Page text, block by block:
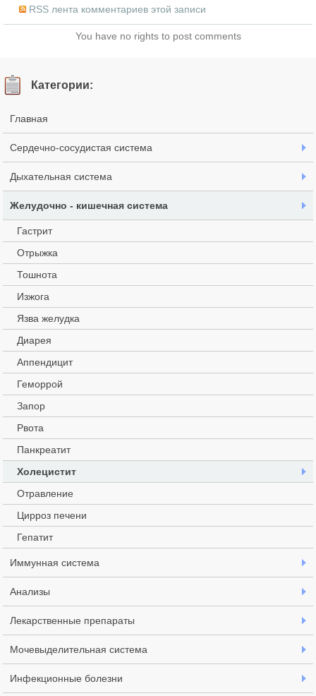
RSS лента комментариев этой записи
You have no rights to post comments
Категории:
Главная
Сердечно-сосудистая система
Дыхательная система
Желудочно - кишечная система
Гастрит
Отрыжка
Тошнота
Изжога
Язва желудка
Диарея
Аппендицит
Геморрой
Запор
Рвота
Панкреатит
Холецистит
Отравление
Цирроз печени
Гепатит
Иммунная система
Анализы
Лекарственные препараты
Мочевыделительная система
Инфекционные болезни